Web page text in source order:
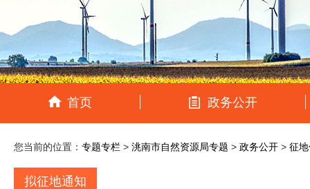
首页 政务公开
您当前的位置： 专题专栏 > 洮南市自然资源局专题 > 政务公开 > 征
拟征地通知